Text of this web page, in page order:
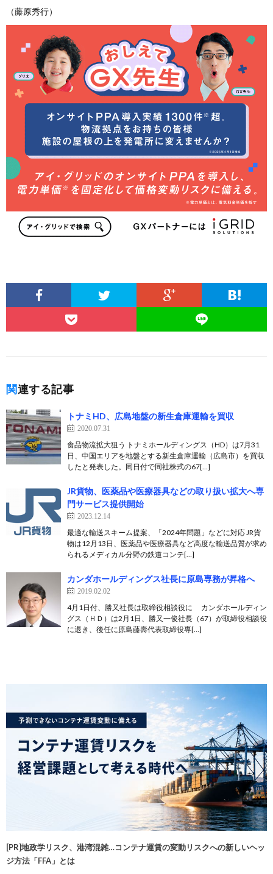
（藤原秀行）
関連する記事
トナミHD、広島地盤の新生倉庫運輸を買収
2020.07.31
食品物流拡大狙う トナミホールディングス（HD）は7月31
日、中国エリアを地盤とする新生倉庫運輸（広島市）を買収
したと発表した。同日付で同社株式の67[…]
JR貨物、医薬品や医療器具などの取り扱い拡大へ専
門サービス提供開始
2023.12.14
最適な輸送スキーム提案、「2024年問題」などに対応 JR貨
物は12月13日、医薬品や医療器具など高度な輸送品質が求め
られるメディカル分野の鉄道コンテ[…]
カンダホールディングス社長に原島専務が昇格へ
2019.02.02
4月1日付、勝又社長は取締役相談役に カンダホールディン
グス（ＨＤ）は2月1日、勝又一俊社長（67）が取締役相談役
に退き、後任に原島藤壽代表取締役専[…]
[PR]地政学リスク、港湾混雑…コンテナ運賃の変動リスクへの新しいヘッ
ジ方法「FFA」とは